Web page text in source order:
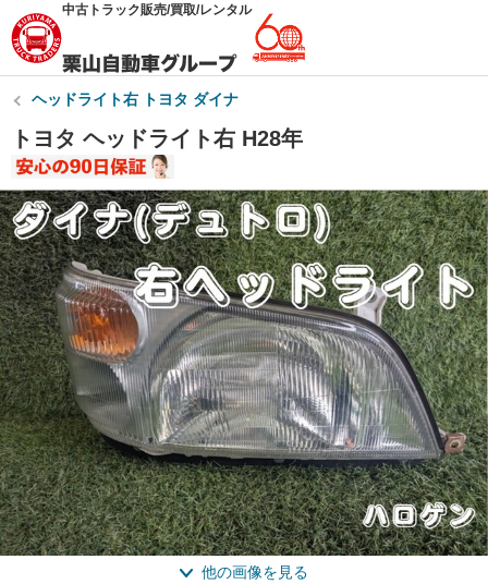
中古トラック販売/買取/レンタル
ヘッドライト右 トヨタ ダイナ
トヨタ ヘッドライト右 H28年
他の画像を見る